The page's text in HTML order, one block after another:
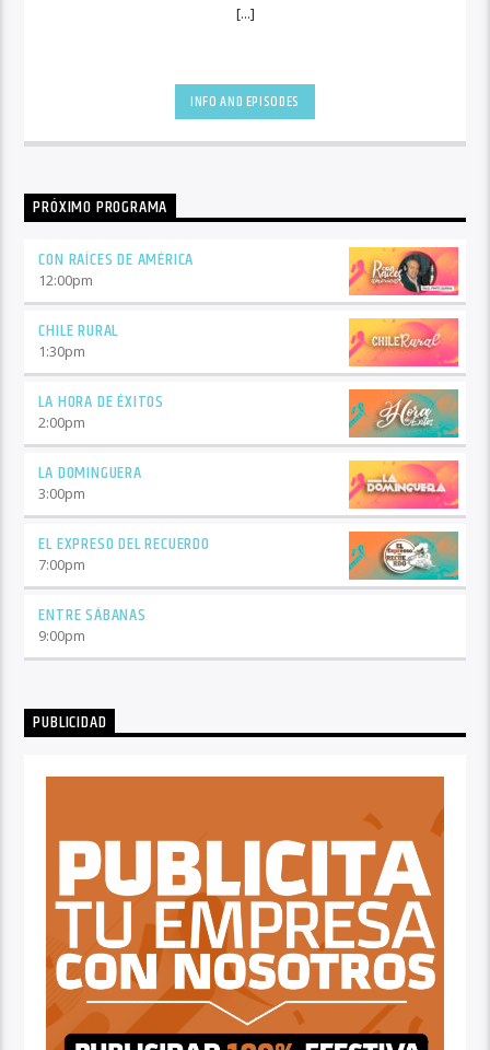
[...]
INFO AND EPISODES
PRÓXIMO PROGRAMA
CON RAÍCES DE AMÉRICA
12:00pm
CHILE RURAL
1:30pm
LA HORA DE ÉXITOS
2:00pm
LA DOMINGUERA
3:00pm
EL EXPRESO DEL RECUERDO
7:00pm
ENTRE SÁBANAS
9:00pm
PUBLICIDAD